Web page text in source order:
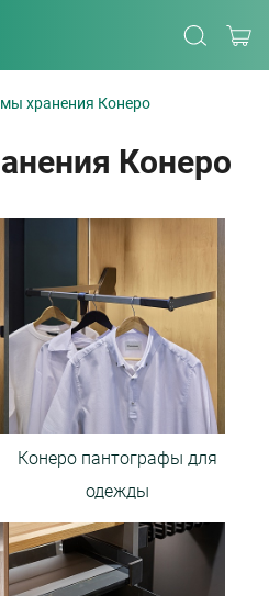
хранения Конеро
Конеро
Конеро пантографы для
одежды